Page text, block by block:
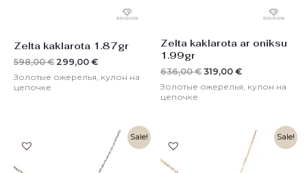
Zelta kaklarota 1.87gr
598,00€ 299,00 €
Золотые ожерелья, кулон на
цепочке
Zelta kaklarota ar oniksu
1.99gr
636,00€ 319,00 €
Золотые ожерелья, кулон на
цепочке
Sale!
Первоначальная
составляла
Текущая
цена:
429,00 €.
Sale!
Первоначальная
составляла
476,00 €.
Текущая
цена:
239,00 €.